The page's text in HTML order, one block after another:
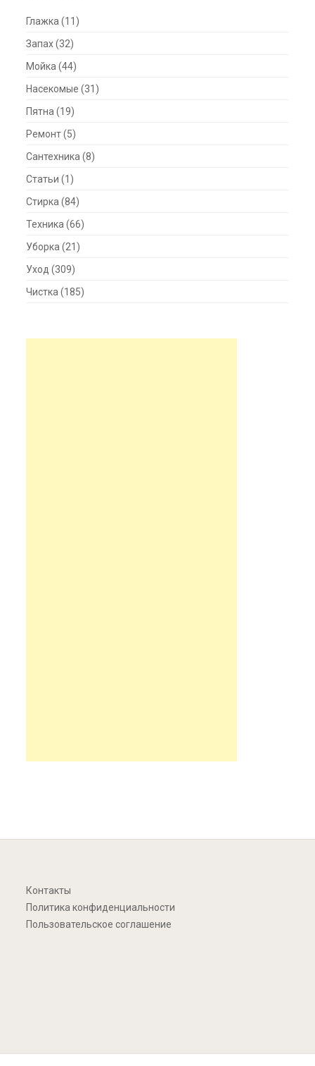
Глажка (11)
Запах(32)
Мойка (44)
Насекомые (31)
Пятна (19)
Ремонт(5)
Сантехника (8)
Статьи (1)
Стирка (84)
Техника (66)
Уборка (21)
Уход (309)
Чистка (185)
Контакты
Политика конфиденциальности
Пользовательское соглашение